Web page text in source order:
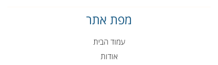
מפת אתר
עמוד הבית
אודות